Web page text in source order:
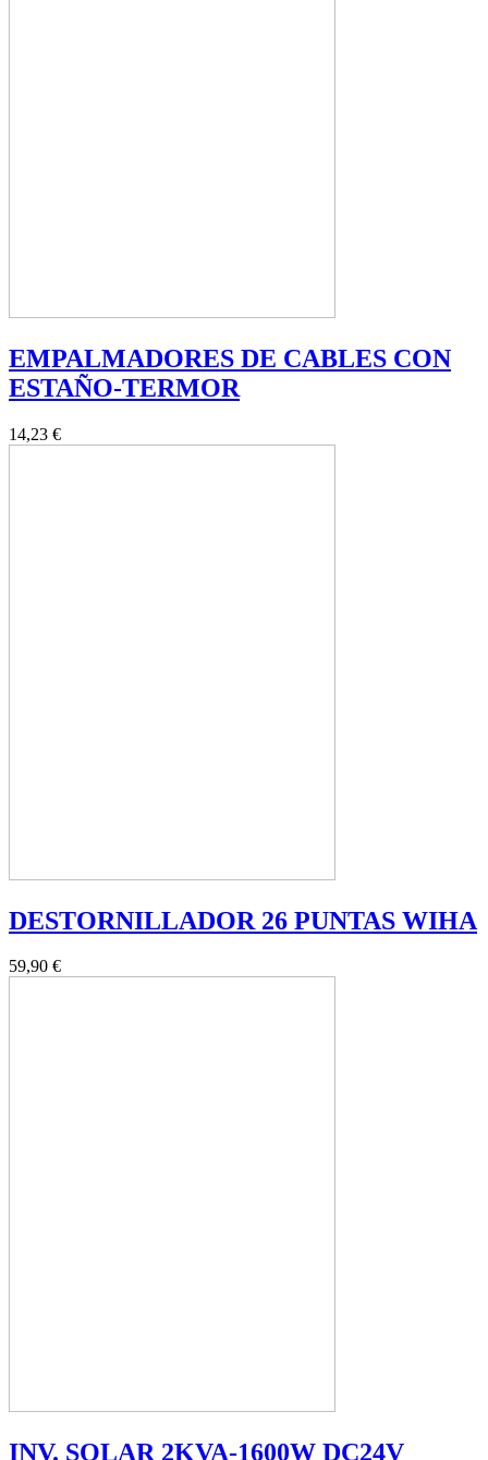
EMPALMADORES DE CABLES CON
ESTAÑO-TERMOR
14,23 €
DESTORNILLADOR 26 PUNTAS WIHA
59,90 €
INV. SOLAR 2KVA-1600W DC24V